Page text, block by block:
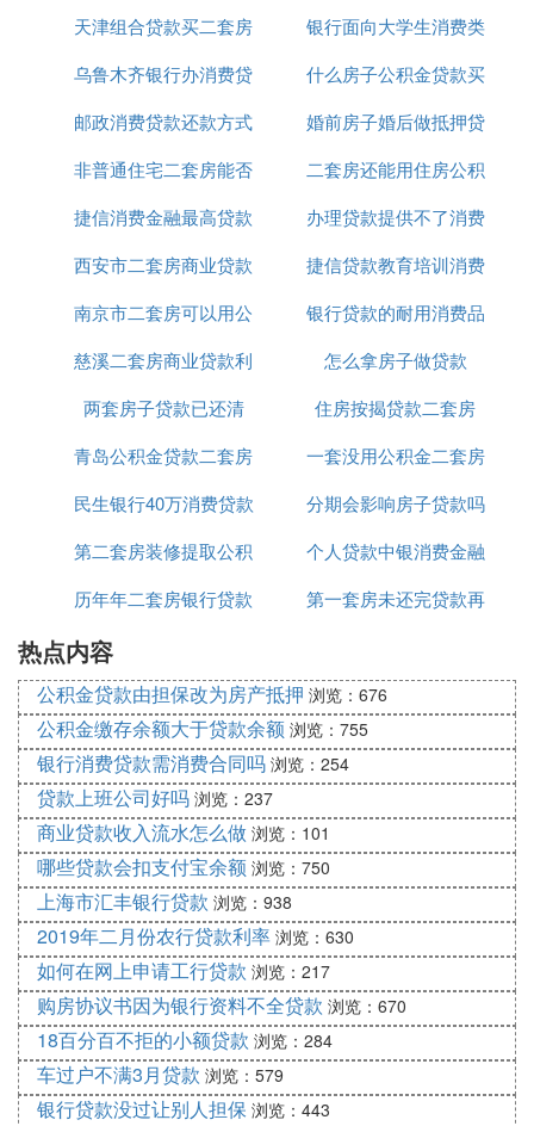
Ⅲ 公积金贷款可以同时贷两套房子吗
公积金贷款 不可以同时蚂拍买两套房子，公积金贷
款在同一时间只可以使用一次，如果首套房是使用的
公积金贷款，那么二套房想要办理公积金贷款的话就
职工交纳公积金的也是一样，单个家庭在同一时间也
只限公积金贷款买一套房。
首套房和二套房有何区别 ?
贷款利率高出不少的。如果就公积金贷款而言，
的贷款利率，是在首套房的公积金贷款利率的
市，如果是首套房， 商业贷款 首付比例是20%，二
套房商业贷款首付款比例为30%。
首套房的贷款额度低很多的。据国家新政，首套房借
款人可贷的额度，最高为购房款的7成，首付为3成，
最高仅可贷6成，首付则要4成。具体的贷款额度还有
关借款人的资质。
3、贷款的难度区别。二套房贷款的贷款难度，要比
首套房贷款的难度高很多，尤其是有遇到资金比较紧
张情况的时候，那么二套房的贷款往往是难申请到
的。
买二套房可以用公积金贷款吗 ?
购买二套房是可以使用公积金贷款的。不过购买二套
房要使用公积金贷款的话，会有以下限制：
1、如果第一套房也是用公积金贷款，并且还没有还
清贷款，那么购买二套房是不可以使用公积金贷款
的;
2、如果第一套房也是用公积金贷款，并且已经还清
欠款了，那么购买二套房就能使用公积金贷款;
天津组合贷款买二套房
首付
银行面向大学生消费类
贷款
乌鲁木齐银行办消费贷
款
什么房子公积金贷款买
房
邮政消费贷款还款方式
婚前房子婚后做抵押贷
款
非普通住宅二套房能否
公积金贷款
二套房还能用住房公积
金贷款
捷信消费金融最高贷款
20万
办理贷款提供不了消费
用途
西安市二套房商业贷款
政策
捷信贷款教育培训消费
凭证怎么弄
南京市二套房可以用公
积金贷款吗
银行贷款的耐用消费品
慈溪二套房商业贷款利
率
怎么拿房子做贷款
两套房子贷款已还清
住房按揭贷款二套房
青岛公积金贷款二套房
首付多少
一套没用公积金二套房
公积金贷款
民生银行40万消费贷款
分期会影响房子贷款吗
第二套房装修提取公积
金贷款吗
个人贷款中银消费金融
有限公司官网
历年年二套房银行贷款
第一套房未还完贷款再
热点内容
公积金贷款由担保改为房产抵押 浏览：676
公积金缴存余额大于贷款余额 浏览：755
银行消费贷款需消费合同吗 浏览：254
贷款上班公司好吗 浏览：237
商业贷款收入流水怎么做 浏览：101
哪些贷款会扣支付宝余额 浏览：750
上海市汇丰银行贷款 浏览：938
2019年二月份农行贷款利率 浏览：630
如何在网上申请工行贷款 浏览：217
购房协议书因为银行资料不全贷款 浏览：670
18百分百不拒的小额贷款 浏览：284
车过户不满3月贷款 浏览：579
银行贷款没过让别人担保 浏览：443